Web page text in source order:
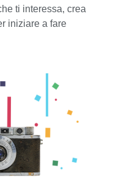
ti interessa, crea
iniziare a fare